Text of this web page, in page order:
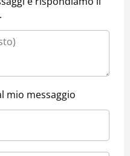
mio messaggio